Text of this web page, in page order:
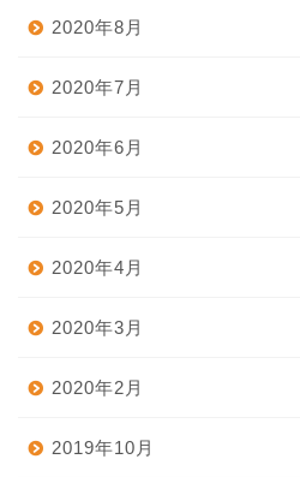
2020年8月
2020年7月
2020年6月
2020年5月
2020年4月
2020年3月
2020年2月
2019年10月